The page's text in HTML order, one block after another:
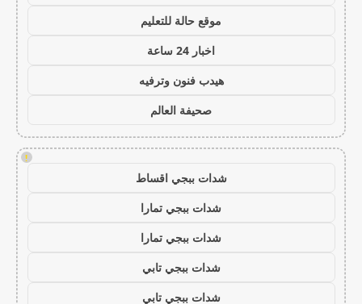
موقع حالة للتعليم
اخبار 24 ساعة
هيدب فنون وترفيه
صحيفة العالم
!
شدات ببجي اقساط
شدات ببجي تمارا
شدات ببجي تمارا
شدات ببجي تابي
شدات ببجي تابي